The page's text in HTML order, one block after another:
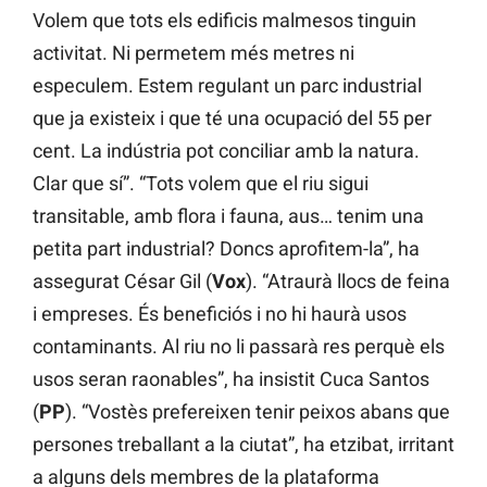
Volem que tots els edificis malmesos tinguin
activitat. Ni permetem més metres ni
especulem. Estem regulant un parc industrial
que ja existeix i que té una ocupació del 55 per
cent. La indústria pot conciliar amb la natura.
Clar que sí”. “Tots volem que el riu sigui
transitable, amb flora i fauna, aus… tenim una
petita part industrial? Doncs aprofitem-la”, ha
assegurat César Gil (Vox). “Atraurà llocs de feina
i empreses. És beneficiós i no hi haurà usos
contaminants. Al riu no li passarà res perquè els
usos seran raonables”, ha insistit Cuca Santos
(PP). “Vostès prefereixen tenir peixos abans que
persones treballant a la ciutat”, ha etzibat, irritant
a alguns dels membres de la plataforma